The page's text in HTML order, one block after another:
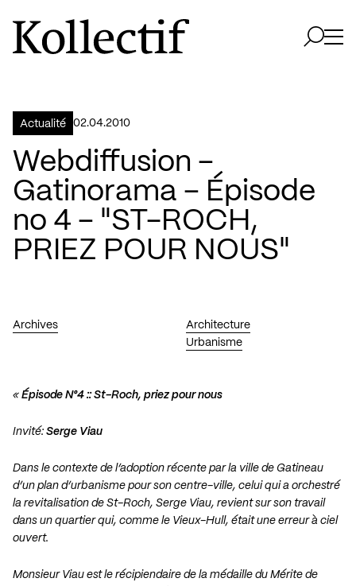
Aller à la page d'accueil
Logo Kollectif
Actualité 02.04.2010
Webdiffusion –
Gatinorama – Épisode
no 4 – "ST-ROCH,
PRIEZ POUR NOUS"
Archives
Architecture
Urbanisme
« Épisode N°4 :: St-Roch, priez pour nous
Invité: Serge Viau
Dans le contexte de l’adoption récente par la ville de Gatineau
d’un plan d’urbanisme pour son centre-ville, celui qui a orchestré
la revitalisation de St-Roch, Serge Viau, revient sur son travail
dans un quartier qui, comme le Vieux-Hull, était une erreur à ciel
ouvert.
Monsieur Viau est le récipiendaire de la médaille du Mérite de